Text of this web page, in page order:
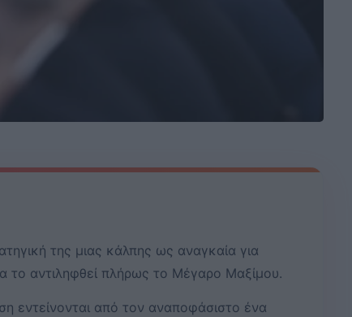
της μιας κάλπης ως αναγκαία για
το αντιληφθεί πλήρως το Μέγαρο Μαξίμου.
εντείνονται από τον αναποφάσιστο ένα